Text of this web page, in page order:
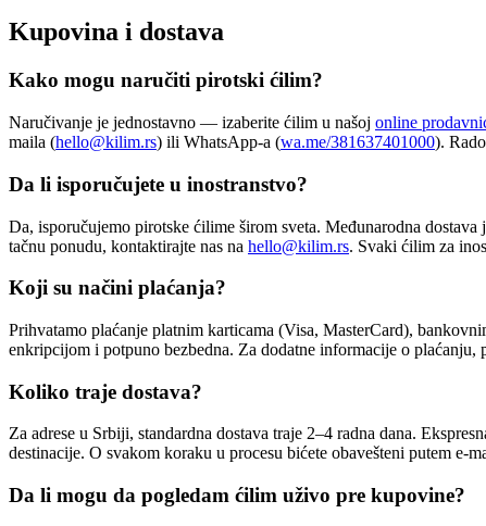
Kupovina i dostava
Kako mogu naručiti pirotski ćilim?
Naručivanje je jednostavno — izaberite ćilim u našoj online
maila (hello@kilim.rs) ili WhatsApp-a (wa.me/381637401000).
Da li isporučujete u inostranstvo?
Da, isporučujemo pirotske ćilime širom sveta. Međunarodna
tačnu ponudu, kontaktirajte nas na hello@kilim.rs. Svaki ćilim za
Koji su načini plaćanja?
Prihvatamo plaćanje platnim karticama (Visa, MasterCard),
enkripcijom i potpuno bezbedna. Za dodatne informacije o plaćanju,
Koliko traje dostava?
Za adrese u Srbiji, standardna dostava traje 2–4 radna dana.
destinacije. O svakom koraku u procesu bićete obavešteni putem e-
Da li mogu da pogledam ćilim uživo pre kupovine?